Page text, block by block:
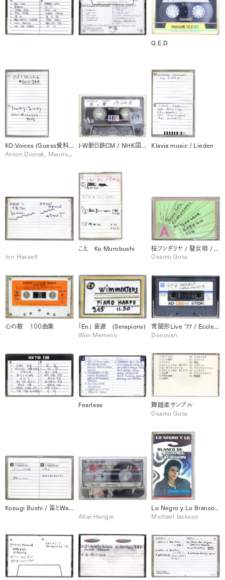
Q.E.D
KO:Voices (Guess資料）/ユーモレスク / etc.
Anton Dvorak, Maurice Ravel
J-W新日鉄CM / NHK国際放送 原田和男 Klavia music / Lieden
Jon Hassell
こえ Ko Murobushi
桜フシダリヤ / 瞽女唄 / etc.
Osamu Goto
心の歌 １００曲集
「En」 音源 (Serapions)
Wim Mertens
常闇形Live ’77 / Ecclesiastes / Catch The Wind
Donovan
Fearless
舞踏楽サンプル
Osamu Goto
Kosugi Bushi / 笛とWave / ギターとエコー/パルス （KIRONか確認）
Altai-Hangai
Lo Negro y Lo Branco de Michel Jackson
Michael Jackson